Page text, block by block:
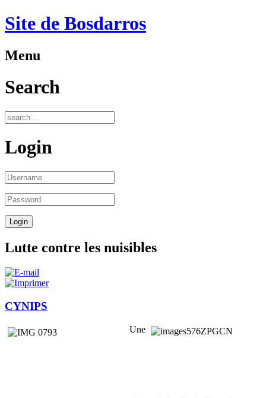
Site de Bosdarros
Menu
Search
Login
Lutte contre les nuisibles
CYNIPS
Une